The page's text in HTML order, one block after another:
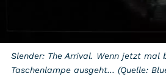
Slender: The Arrival. Wenn jetzt mal
Taschenlampe ausgeht… (Quelle: